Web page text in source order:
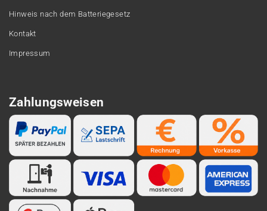
Hinweis nach dem Batteriegesetz
Kontakt
Impressum
Zahlungsweisen